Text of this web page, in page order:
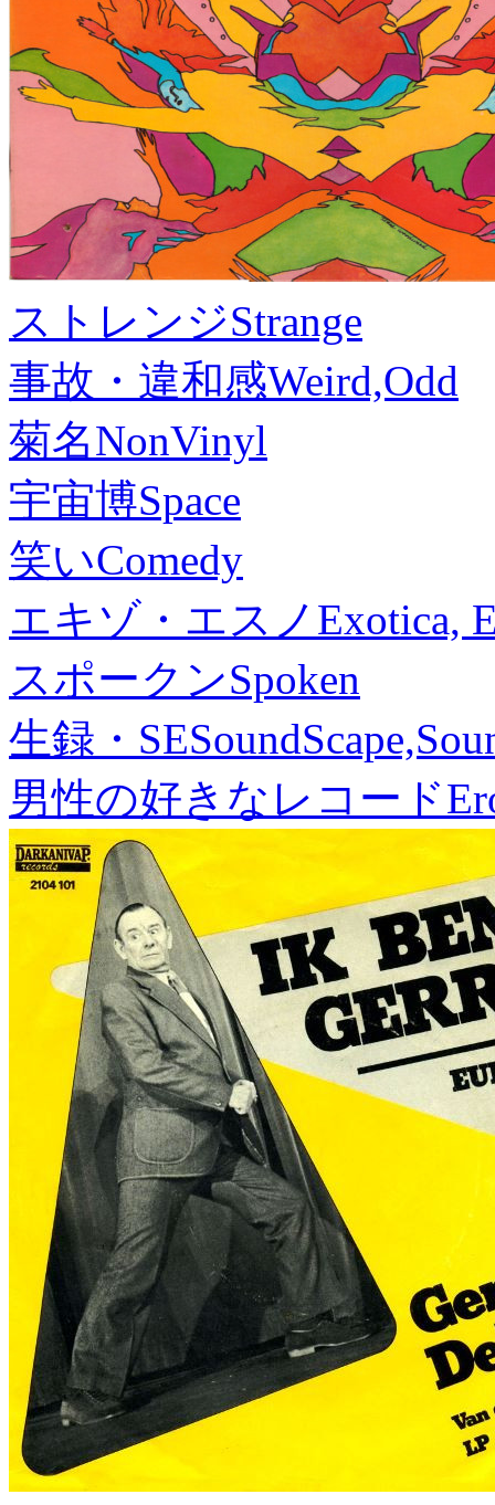
ストレンジStrange
事故・違和感Weird,Odd
菊名NonVinyl
宇宙博Space
笑いComedy
エキゾ・エスノ Exotica,
スポークンSpoken
生録・SE
男性の好きなレコード